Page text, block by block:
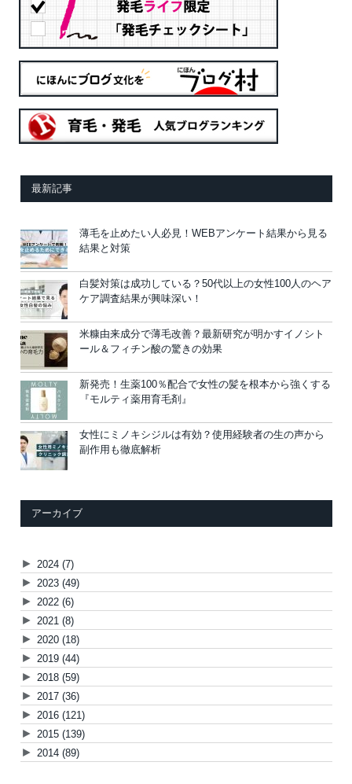
最新記事
薄毛を止めたい人必見！WEBアンケート結果から見る
結果と対策
白髪対策は成功している？50代以上の女性100人のヘア
ケア調査結果が興味深い！
米糠由来成分で薄毛改善？最新研究が明かすイノシト
ール＆フィチン酸の驚きの効果
新発売！生薬100％配合で女性の髪を根本から強くする
『モルティ薬用育毛剤』
女性にミノキシジルは有効？使用経験者の生の声から
副作用も徹底解析
アーカイブ
► 2024 (7)
► 2023 (49)
► 2022 (6)
► 2021 (8)
► 2020 (18)
► 2019 (44)
► 2018 (59)
► 2017 (36)
► 2016 (121)
► 2015 (139)
► 2014 (89)